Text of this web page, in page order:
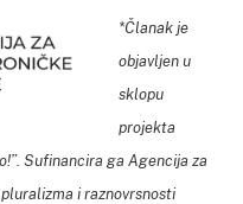
*Članak je
objavljen u
sklopu
projekta
Sufinancira ga Agencija za
i raznovrsnosti